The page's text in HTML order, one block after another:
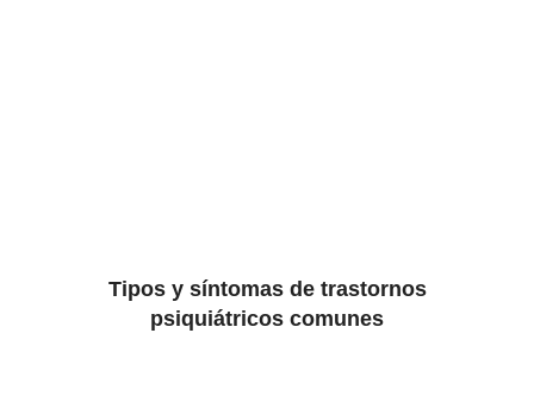
Tipos y síntomas de trastornos
psiquiátricos comunes